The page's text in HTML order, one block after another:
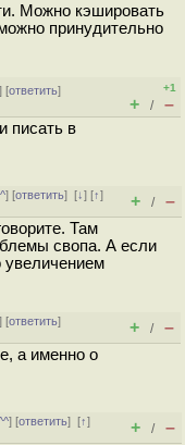
Можно кэшировать
принудительно
] [ответить]
+1
+ / –
писать в
] [ответить][↓] [↑]
+ / –
Там
свопа. А если
увеличением
] [ответить]
+ / –
а именно о
] [ответить][↑]
+ / –